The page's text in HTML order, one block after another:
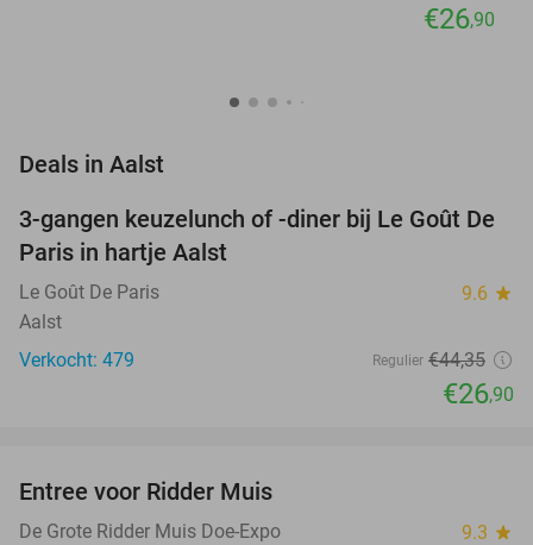
€26,90
Deals in Aalst
39%
3-gangen keuzelunch of -diner bij Le Goût De
Paris in hartje Aalst
Le Goût De Paris 9.6 star
Aalst
Verkocht: 479
Regulier €44,35
€26,90
TODAY
Entree voor Ridder Muis
De Grote Ridder Muis Doe-Expo 9.3 star